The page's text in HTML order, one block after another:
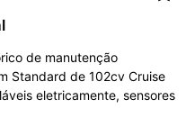
de manutenção
Standard de 102cv Cruise
eletricamente, sensores